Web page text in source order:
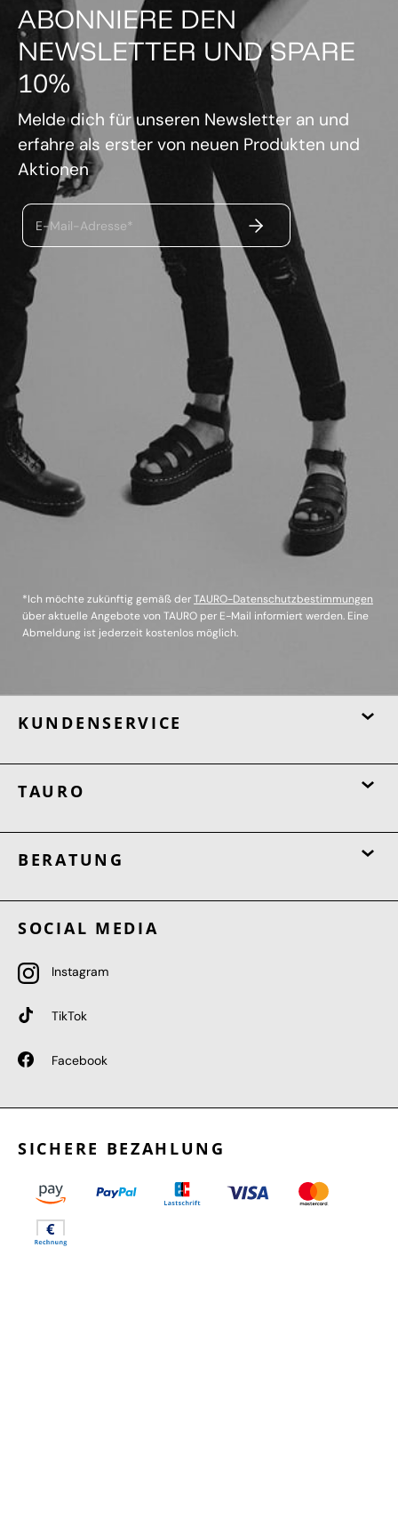
ABONNIERE DEN
NEWSLETTER UND SPARE
10%
Melde dich für unseren Newsletter an und
erfahre als erster von neuen Produkten und
Aktionen
E-Mail-Adresse* ABSENDEN
*Ich möchte zukünftig gemäß derTAURO-Datenschutzbestimmungen
über aktuelle Angebote von TAURO per E-Mail informiert werden. Eine
Abmeldung ist jederzeit kostenlos möglich.
KUNDENSERVICE
TAURO
BERATUNG
SOCIAL MEDIA
Instagram
TikTok
Facebook
SICHERE BEZAHLUNG